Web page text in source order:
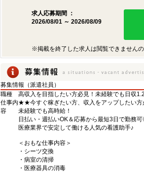
求人応募期間 ：
2026/08/01 ～ 2026/08/09
※掲載を終了した求人は閲覧できません
募集情報（派遣社員）
職種
高収入を目指したい方必見！未経験でも日収
仕事内
容
★★今すぐ稼ぎたい方、収入をアップしたい
未経験でも高時給！
日払い・週払いOK＆応募から最短3日で勤務
医療業界で安定して働ける人気の看護助手♪
＜おもな仕事内容＞
・シーツ交換
・病室の清掃
・医療器具の消毒